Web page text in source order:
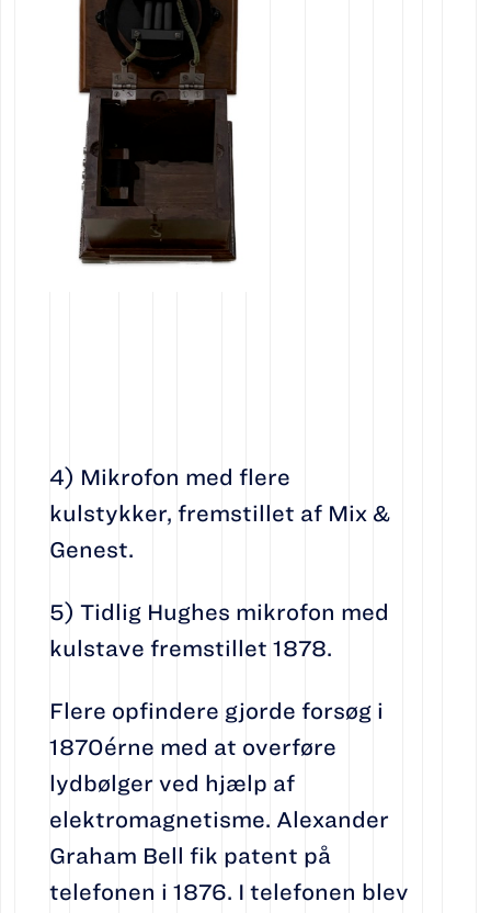
4) Mikrofon med flere
kulstykker, fremstillet af Mix &
Genest.
5) Tidlig Hughes mikrofon med
kulstave fremstillet 1878.
Flere opfindere gjorde forsøg i
1870érne med at overføre
lydbølger ved hjælp af
elektromagnetisme. Alexander
Graham Bell fik patent på
telefonen i 1876. I telefonen blev